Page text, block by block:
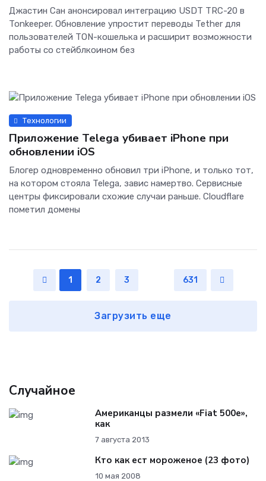
Джастин Сан анонсировал интеграцию USDT TRC-20 в
Tonkeeper. Обновление упростит переводы Tether для
пользователей TON-кошелька и расширит возможности
работы со стейблкоином без
Технологии
Приложение Telega убивает iPhone при
обновлении iOS
Блогер одновременно обновил три iPhone, и только тот,
на котором стояла Telega, завис намертво. Сервисные
центры фиксировали схожие случаи раньше. Cloudflare
пометил домены
1 2 3 631
Загрузить еще
Случайное
Американцы размели «Fiat 500e»,
как
7 августа 2013
Кто как ест мороженое (23 фото)
10 мая 2008